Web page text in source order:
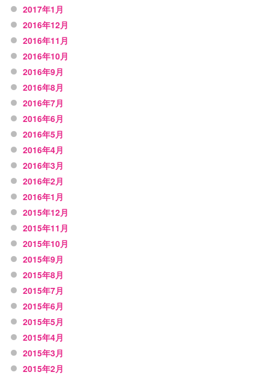
2017年1月
2016年12月
2016年11月
2016年10月
2016年9月
2016年8月
2016年7月
2016年6月
2016年5月
2016年4月
2016年3月
2016年2月
2016年1月
2015年12月
2015年11月
2015年10月
2015年9月
2015年8月
2015年7月
2015年6月
2015年5月
2015年4月
2015年3月
2015年2月